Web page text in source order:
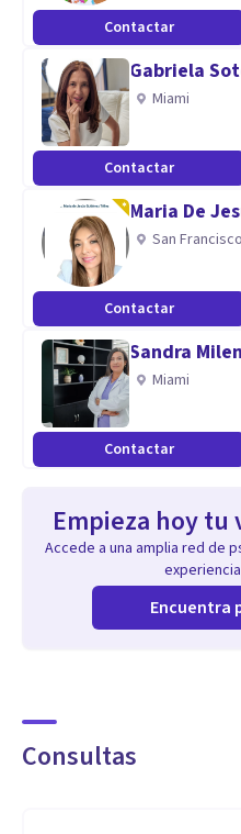
Aptitudes
Comunicación asertiva
escucha activa
empático
establecer vínculos sanos
curioso por seguir
Contactar
Gabriela
Miami
Contactar
Maria De
San Francisco
Contactar
Sandra
Miami
Contactar
Empieza hoy
Accede a una amplia red de
Encuentra
Consultas